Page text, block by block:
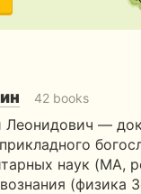
42 books
Леонидович —
наук (MA,
(физика